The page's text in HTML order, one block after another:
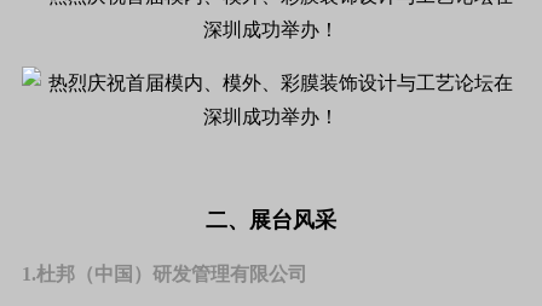
二、展台风采
1.杜邦（中国）研发管理有限公司